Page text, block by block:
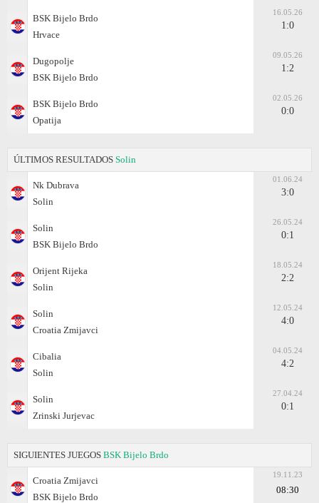
BSK Bijelo Brdo
Hrvace
16.05.26
1:0
Dugopolje
BSK Bijelo Brdo
09.05.26
1:2
BSK Bijelo Brdo
Opatija
02.05.26
0:0
ÚLTIMOS RESULTADOS Solin
Nk Dubrava
Solin
01.06.24
3:0
Solin
BSK Bijelo Brdo
26.05.24
0:1
Orijent Rijeka
Solin
18.05.24
2:2
Solin
Croatia Zmijavci
12.05.24
4:0
Cibalia
Solin
04.05.24
4:2
Solin
Zrinski Jurjevac
27.04.24
0:1
SIGUIENTES JUEGOS BSK Bijelo Brdo
Croatia Zmijavci
BSK Bijelo Brdo
19.11.23
08:30